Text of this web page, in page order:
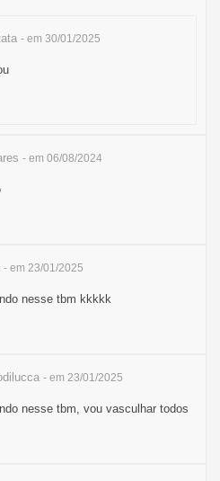
- em 30/01/2025
- em 06/08/2024
- em 23/01/2025
nesse tbm kkkkk
- em 23/01/2025
nesse tbm, vou vasculhar todos